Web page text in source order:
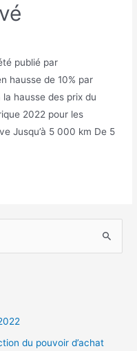
publié par
hausse de 10% par
hausse des prix du
2022 pour les
Jusqu’à 5 000 km De 5
du pouvoir d’achat